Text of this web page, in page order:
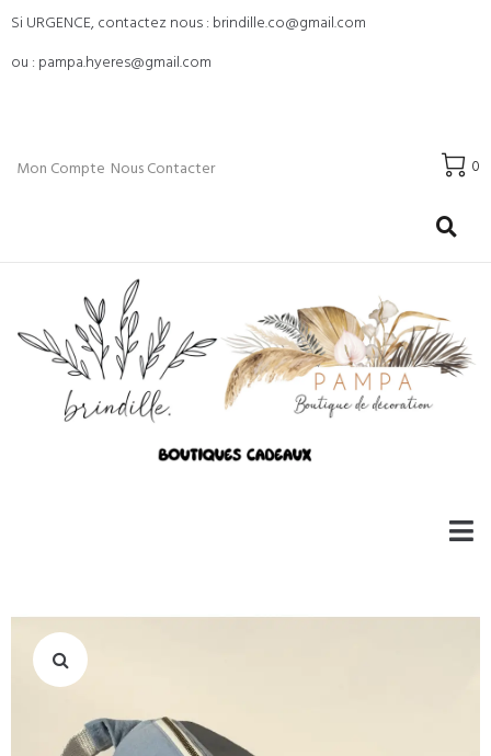
Si URGENCE, contactez nous : brindille.co@gmail.com
ou : pampa.hyeres@gmail.com
Mon Compte Nous Contacter 0